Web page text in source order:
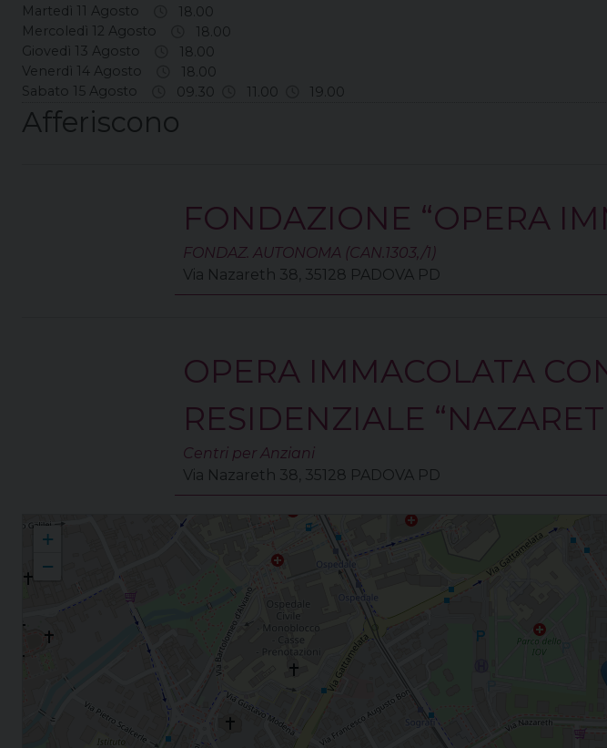
Martedì 11 Agosto
18.00
Mercoledì 12 Agosto
18.00
Giovedì 13 Agosto
18.00
Venerdì 14 Agosto
18.00
Sabato 15 Agosto
09.30 11.00 19.00
Afferiscono
FONDAZIONE “OPERA
FONDAZ. AUTONOMA (CAN.1303,/1)
Via Nazareth 38, 35128 PADOVA PD
OPERA IMMACOLATA
RESIDENZIALE
Centri per Anziani
Via Nazareth 38, 35128 PADOVA PD
S. Camillo De Lellis in Padova S. Camillo de Lellis
+
−